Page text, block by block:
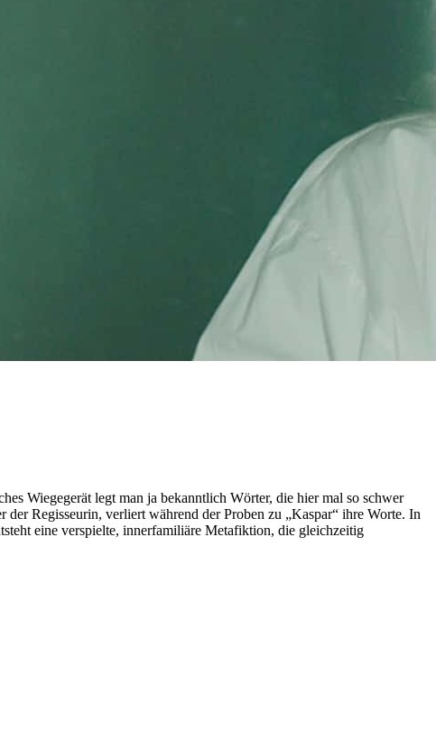
Wiegegerät legt man ja bekanntlich Wörter, die hier mal so schwer
Regisseurin, verliert während der Proben zu „Kaspar“ ihre Worte. In
eine verspielte, innerfamiliäre Metafiktion, die gleichzeitig